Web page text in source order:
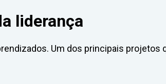
liderança
Um dos principais projetos